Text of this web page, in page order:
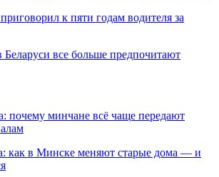
к пяти годам водителя за
все больше предпочитают
почему минчане всё чаще передают
как в Минске меняют старые дома — и